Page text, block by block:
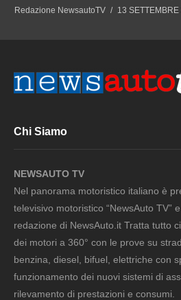
Redazione NewsautoTV 13 SETTEMBRE
Chi Siamo
NEWSAUTO TV
Nel panorama motoristico italiano è
televisivo motoristico “NewsAuto TV”
redazione di NewsAuto.it Tratta tutto
dei motori a 360° con le prove su
benzina, diesel, bifuel, elettriche con
funzionamento dei nuovi sistemi di
rilevamento di prestazioni e consumi.